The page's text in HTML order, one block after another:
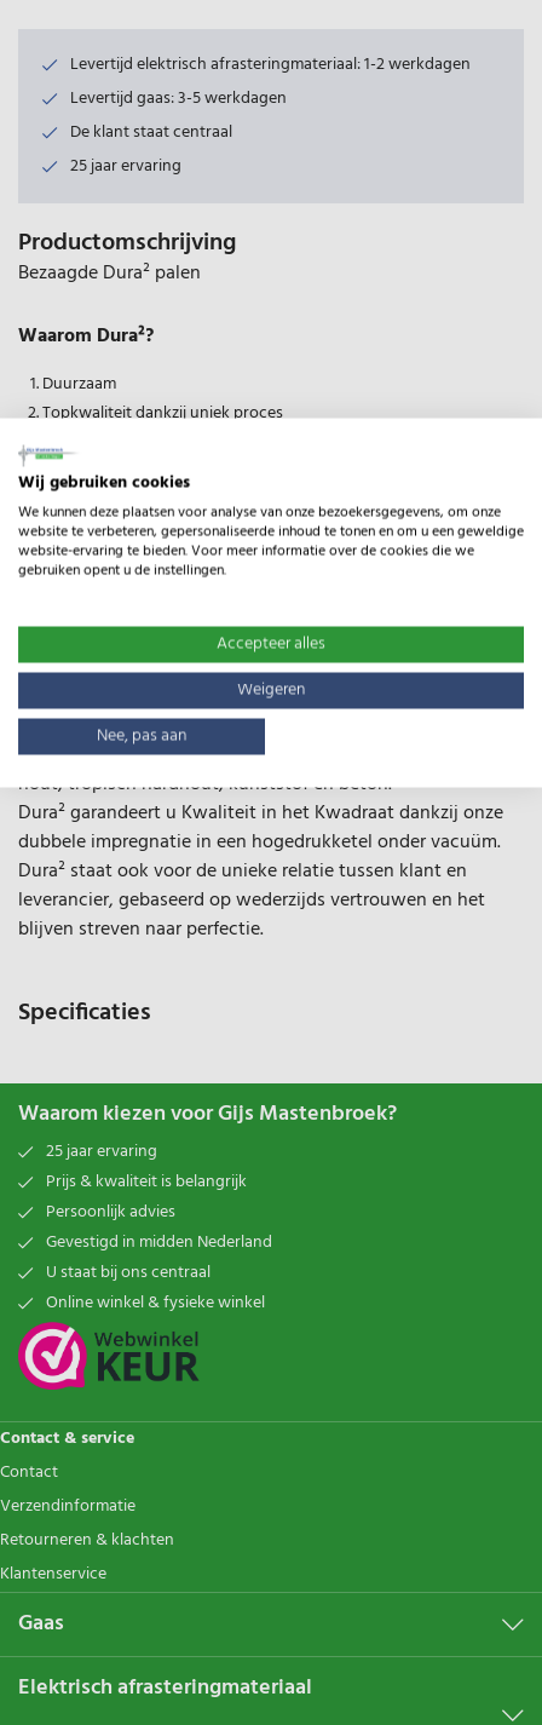
Levertijd elektrisch afrasteringmateriaal: 1-2 werkdagen
Levertijd gaas: 3-5 werkdagen
De klant staat centraal
25 jaar ervaring
Productomschrijving
Bezaagde Dura² palen
Waarom Dura²?
Duurzaam
Topkwaliteit dankzij uniek proces
Mooie uitstraling
Kastanjebruin kwaliteitshout
Volledig veilig, zowel voor mens als dier
Geen geurhinder
Onderhoudsvriendelijk
Ecologisch: duurzamer bosbeheer en verminderde CO²-uitstoot
Dura²: dubbele behandeling, kwaliteit in het kwadraat
Dura² biedt u HET duurzame alternatief voor gecreosoteerd
hout, tropisch hardhout, kunststof en beton.
Dura² garandeert u Kwaliteit in het Kwadraat dankzij onze
dubbele impregnatie in een hogedrukketel onder vacuüm.
Dura² staat ook voor de unieke relatie tussen klant en
leverancier, gebaseerd op wederzijds vertrouwen en het
blijven streven naar perfectie.
Specificaties
Waarom kiezen voor Gijs Mastenbroek?
25 jaar ervaring
Prijs & kwaliteit is belangrijk
Persoonlijk advies
Gevestigd in midden Nederland
U staat bij ons centraal
Online winkel & fysieke winkel
Contact & service
Contact
Verzendinformatie
Retourneren & klachten
Klantenservice
Gaas
Elektrisch afrasteringmateriaal
Wij gebruiken cookies
We kunnen deze plaatsen voor analyse van onze bezoekersgegevens, om onze
website te verbeteren, gepersonaliseerde inhoud te tonen en om u een geweldige
website-ervaring te bieden. Voor meer informatie over de cookies die we
gebruiken opent u de instellingen.
Accepteer alles
Weigeren
Nee, pas aan